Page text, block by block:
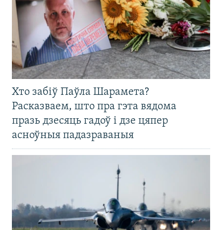
Хто забіў Паўла Шарамета?
Расказваем, што пра гэта вядома
празь дзесяць гадоў і дзе цяпер
асноўныя падазраваныя